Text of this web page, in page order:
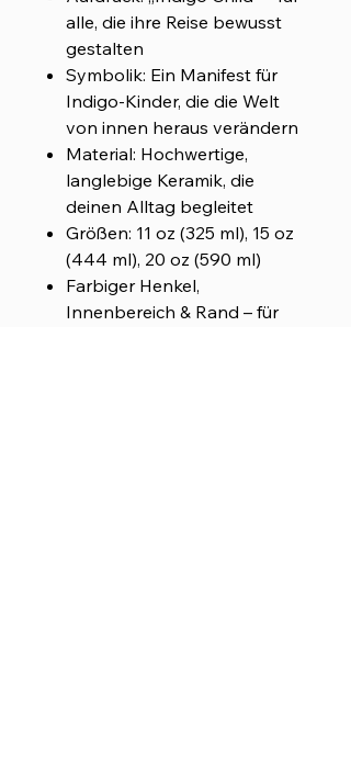
alle, die ihre Reise bewusst
gestalten
Symbolik: Ein Manifest für
Indigo-Kinder, die die Welt
von innen heraus verändern
Material: Hochwertige,
langlebige Keramik, die
deinen Alltag begleitet
Größen: 11 oz (325 ml), 15 oz
(444 ml), 20 oz (590 ml)
Farbiger Henkel,
Innenbereich & Rand – für